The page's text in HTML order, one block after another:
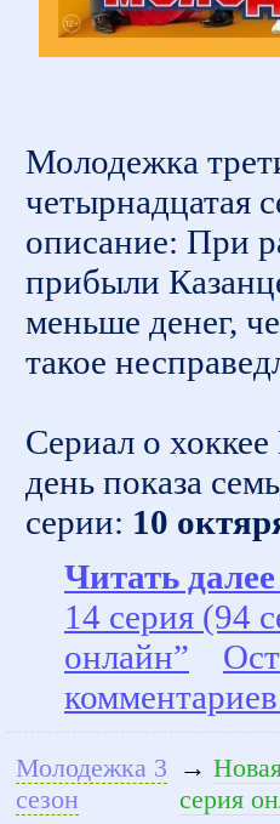
Молодежка
четырнадцатая
описание: При
прибыли
меньше денег,
такое
Сериал о
день показа
серии: 10
Читать далее
14 серия (94
онлайн”
Молодежка 3
сезон
→
серия